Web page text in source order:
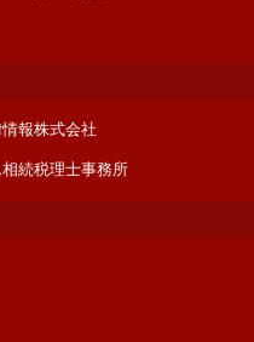
報株式会社
続税理士事務所